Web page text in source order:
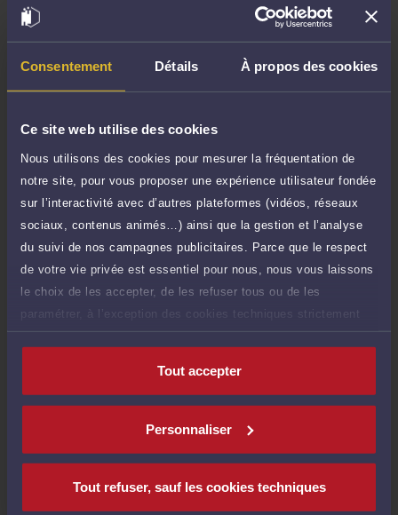
Consentement Détails À propos des cookies
Ce site web utilise des cookies
Nous utilisons des cookies pour mesurer la fréquentation de
notre site, pour vous proposer une expérience utilisateur fondée
sur l’interactivité avec d’autres plateformes (vidéos, réseaux
sociaux, contenus animés…) ainsi que la gestion et l’analyse
du suivi de nos campagnes publicitaires. Parce que le respect
de votre vie privée est essentiel pour nous, nous vous laissons
le choix de les accepter, de les refuser tous ou de les
paramétrer, à l’exception des cookies techniques strictement
nécessaires au fonctionnement du site.
Tout accepter
Personnaliser
Tout refuser, sauf les cookies techniques
70 €
Demander un rappel
Réponse concise à votre question (moins
de 1.000 caractères)
Poser une question
Consultation écrite
Etude de votre dossier + possibilité
d'ajout d'une pièce jointe
150 €
TTC
Consulter par écrit
Compétences
Droit de la famille, des personnes et de leur patrimoine